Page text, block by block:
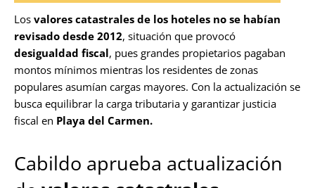
Los valores catastrales de los hoteles no se habían
revisado desde 2012, situación que provocó
desigualdad fiscal, pues grandes propietarios pagaban
montos mínimos mientras los residentes de zonas
populares asumían cargas mayores. Con la actualización se
busca equilibrar la carga tributaria y garantizar justicia
fiscal en Playa del Carmen.
Cabildo aprueba actualización